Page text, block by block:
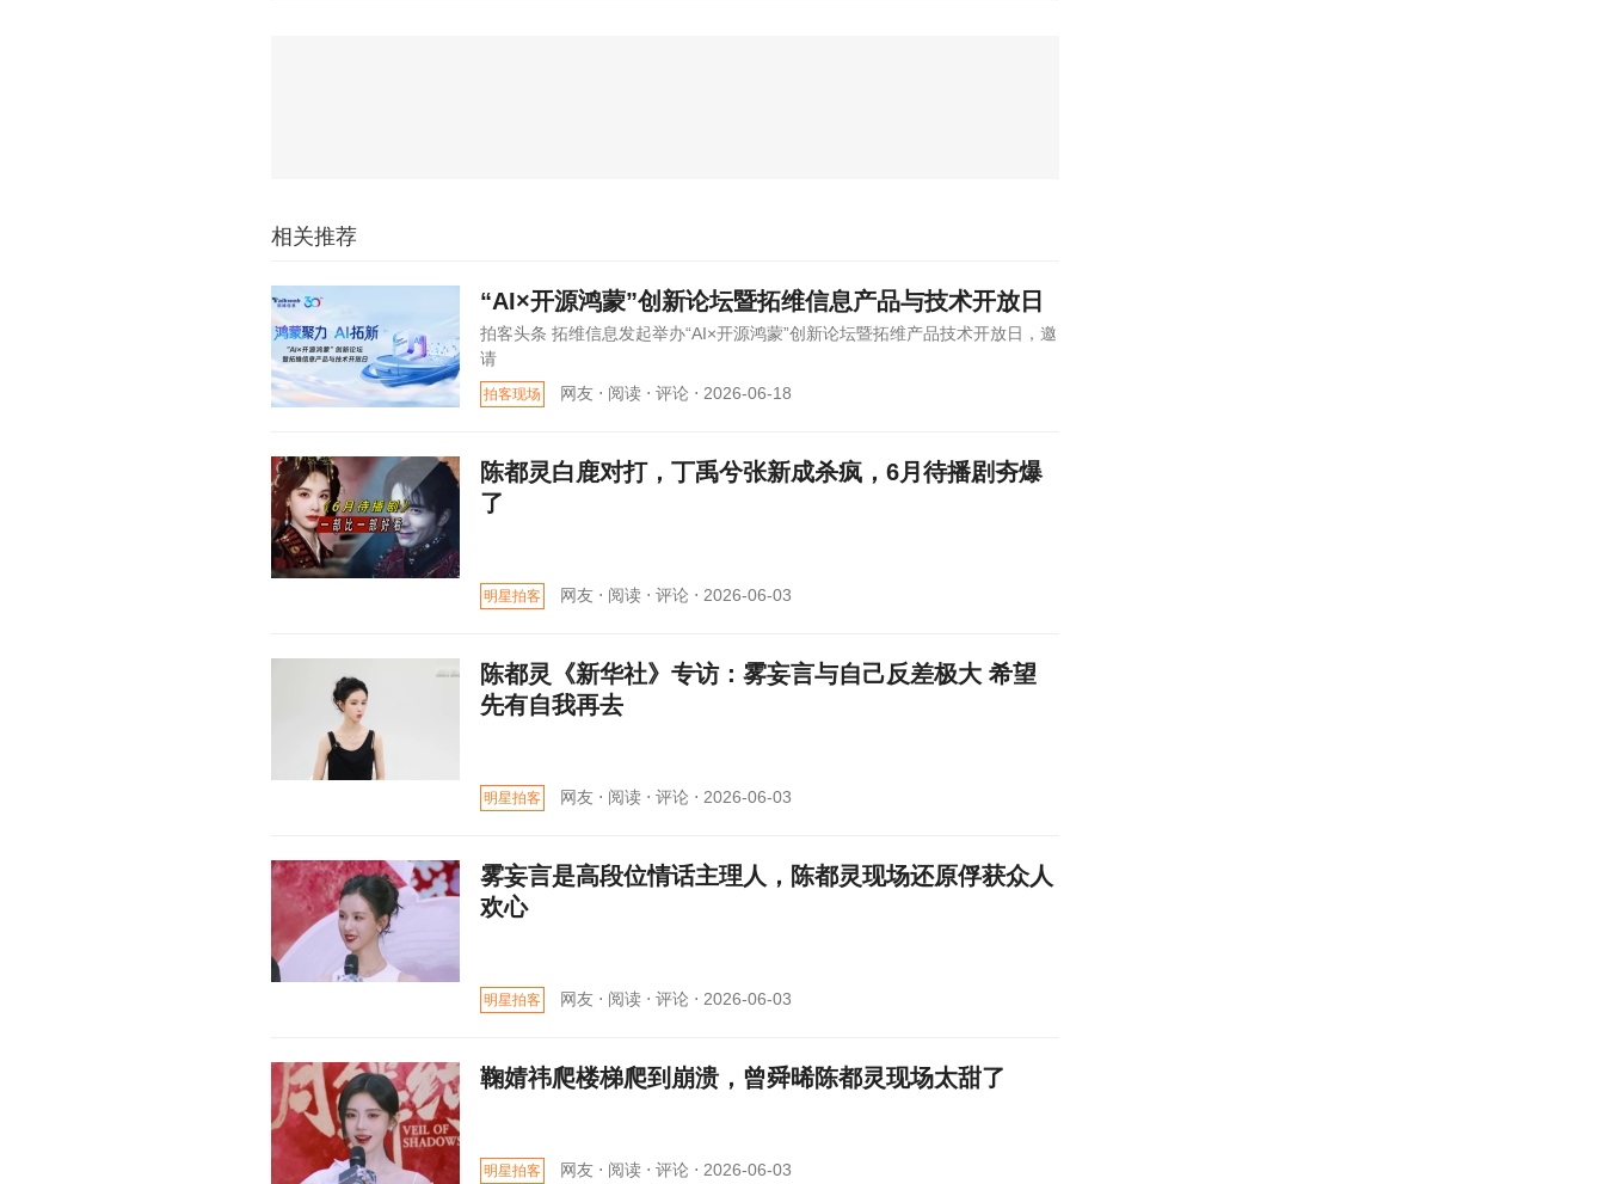
相关推荐
“AI×开源鸿蒙”创新论坛暨拓维信息产品与技术开放日
拍客头条 拓维信息发起举办“AI×开源鸿蒙”创新论坛暨拓维产品技术开放日，邀
请
拍客现场 网友 ⋅ 阅读 ⋅ 评论 ⋅ 2026-06-18
陈都灵白鹿对打，丁禹兮张新成杀疯，6月待播剧夯爆
了
明星拍客 网友 ⋅ 阅读 ⋅ 评论 ⋅ 2026-06-03
陈都灵《新华社》专访：雾妄言与自己反差极大 希望
先有自我再去
明星拍客 网友 ⋅ 阅读 ⋅ 评论 ⋅ 2026-06-03
雾妄言是高段位情话主理人，陈都灵现场还原俘获众人
欢心
明星拍客 网友 ⋅ 阅读 ⋅ 评论 ⋅ 2026-06-03
鞠婧祎爬楼梯爬到崩溃，曾舜晞陈都灵现场太甜了
明星拍客 网友 ⋅ 阅读 ⋅ 评论 ⋅ 2026-06-03